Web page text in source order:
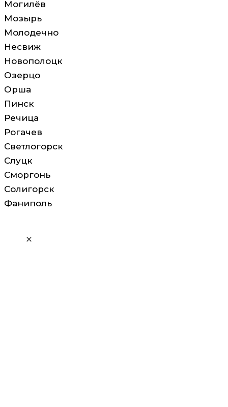
Могилёв
Мозырь
Молодечно
Несвиж
Новополоцк
Озерцо
Орша
Пинск
Речица
Рогачев
Светлогорск
Слуцк
Сморгонь
Солигорск
Фаниполь